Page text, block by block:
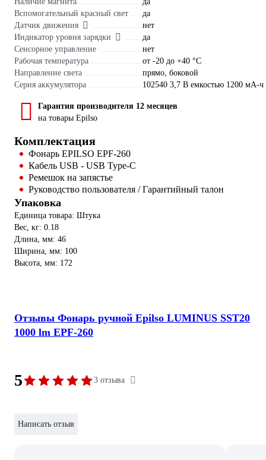
Вспомогательный красный свет
да
Датчик движения
нет
Индикатор уровня зарядки
да
Сенсорное управление
нет
Рабочая температура
от -20 до +40 °С
Направление света
прямо, боковой
Серия аккумулятора
102540 3,7 В емкостью 1200 мА-ч
Гарантия производителя 12 месяцев
на товары Epilso
Комплектация
Фонарь EPILSO EPF-260
Кабель USB - USB Type-C
Ремешок на запястье
Руководство пользователя / Гарантийный талон
Упаковка
Единица товара: Штука
Вес, кг: 0.18
Длина, мм: 46
Ширина, мм: 100
Высота, мм: 172
Отзывы Фонарь ручной Epilso LUMINUS SST20
1000 lm EPF-260
5 3 отзыва
Написать отзыв